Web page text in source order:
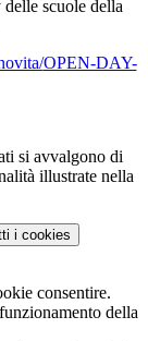
scuole della
OPEN-DAY-
si avvalgono di
illustrate nella
i cookies
consentire.
della